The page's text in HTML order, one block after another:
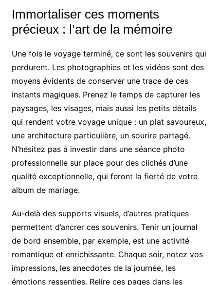
Immortaliser ces moments
précieux : l’art de la mémoire
Une fois le voyage terminé, ce sont les souvenirs qui
perdurent. Les photographies et les vidéos sont des
moyens évidents de conserver une trace de ces
instants magiques. Prenez le temps de capturer les
paysages, les visages, mais aussi les petits détails
qui rendent votre voyage unique : un plat savoureux,
une architecture particulière, un sourire partagé.
N’hésitez pas à investir dans une séance photo
professionnelle sur place pour des clichés d’une
qualité exceptionnelle, qui feront la fierté de votre
album de mariage.
Au-delà des supports visuels, d’autres pratiques
permettent d’ancrer ces souvenirs. Tenir un journal
de bord ensemble, par exemple, est une activité
romantique et enrichissante. Chaque soir, notez vos
impressions, les anecdotes de la journée, les
émotions ressenties. Relire ces pages dans les